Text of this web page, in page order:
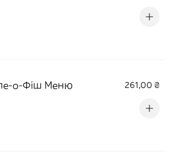
о-Фіш Меню 261,00 ₴